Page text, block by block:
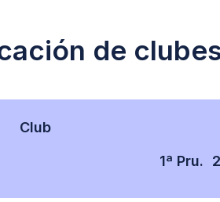
de
Club
1ª Pru.